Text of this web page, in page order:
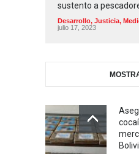
sustento a
Desarrollo, Justicia,
julio 17, 2023